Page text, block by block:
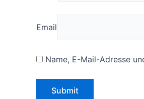
Email
Name, E-Mail-Adresse